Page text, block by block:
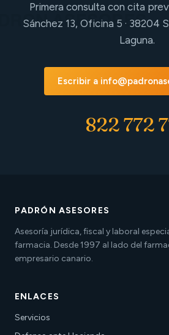
Primera consulta con cita
Sánchez 13, Oficina 5 · 38204
Laguna.
Escribir a
822 772
PADRÓN ASESORES
Asesoría jurídica, fiscal y laboral
farmacia. Desde 1997 al lado del
empresario canario.
ENLACES
Servicios